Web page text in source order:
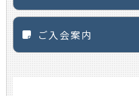
ご入会案内